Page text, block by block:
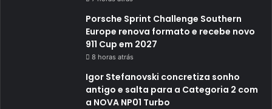
Porsche Sprint Challenge Southern
Europe renova formato e recebe novo
911 Cup em 2027
8 horas atrás
Igor Stefanovski concretiza sonho
antigo e salta para a Categoria 2 com
a NOVA NP01 Turbo